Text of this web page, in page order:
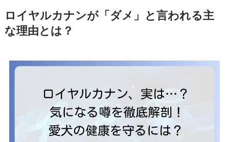
ロイヤルカナンが「ダメ」と言われる主
な理由とは？